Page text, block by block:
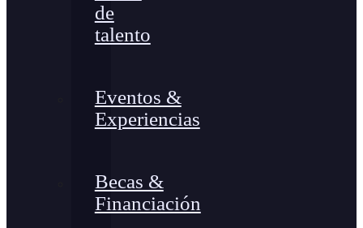
de
talento
Eventos &
Experiencias
Becas &
Financiación